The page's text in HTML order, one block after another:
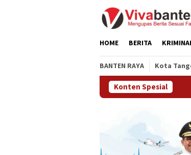
HOME BERITA
BANTEN RAYA Kota
Konten Spesial